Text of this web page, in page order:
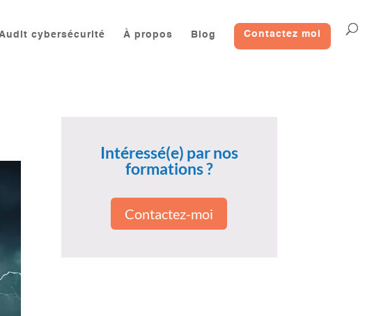
Audit cybersécurité À propos Blog Contactez moi
Intéressé(e) par nos
formations ?
Contactez-moi